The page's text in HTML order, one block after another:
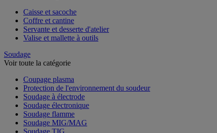
Caisse et sacoche
Coffre et cantine
Servante et desserte d'atelier
Valise et mallette à outils
Soudage
Voir toute la catégorie
Coupage plasma
Protection de l'environnement du soudeur
Soudage à électrode
Soudage électronique
Soudage flamme
Soudage MIG/MAG
Soudage TIG